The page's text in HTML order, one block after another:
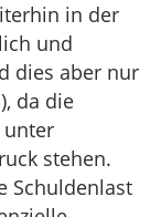
in der
und
dies aber nur
da die
unter
stehen.
Schuldenlast